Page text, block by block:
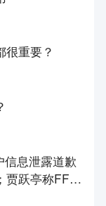
很重要？
息泄露道歉
贾跃亭称FF首